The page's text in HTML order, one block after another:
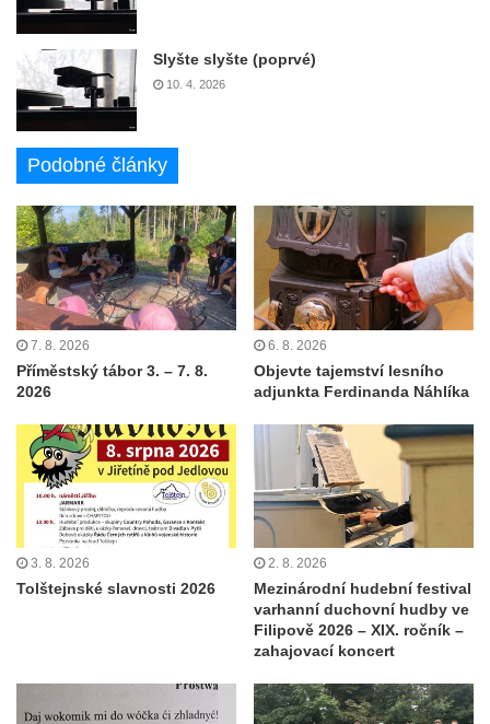
Slyšte slyšte (poprvé)
10. 4. 2026
Podobné články
7. 8. 2026
Příměstský tábor 3. – 7. 8.
2026
6. 8. 2026
Objevte tajemství lesního
adjunkta Ferdinanda Náhlíka
3. 8. 2026
Tolštejnské slavnosti 2026
2. 8. 2026
Mezinárodní hudební festival
varhanní duchovní hudby ve
Filipově 2026 – XIX. ročník –
zahajovací koncert